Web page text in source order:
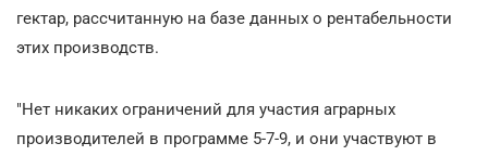
гектар, рассчитанную на базе данных о рентабельности
этих производств.
"Нет никаких ограничений для участия аграрных
производителей в программе 5-7-9, и они участвуют в